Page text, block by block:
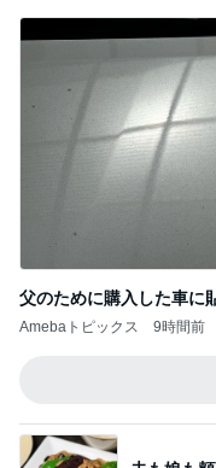
父のために購入した車に
Amebaトピックス 9時間前